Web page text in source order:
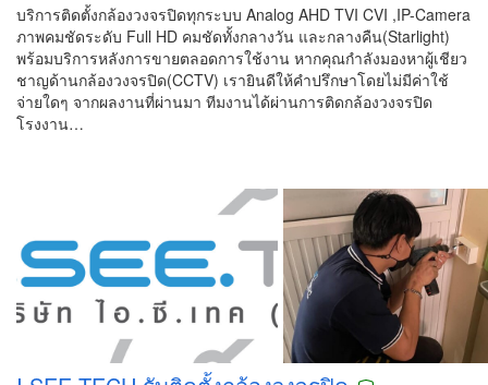
บริการติดตั้งกล้องวงจรปิดทุกระบบ Analog AHD TVI CVI ,IP-Camera
ภาพคมชัดระดับ Full HD คมชัดทั้งกลางวัน และกลางคืน(Starlight)
พร้อมบริการหลังการขายตลอดการใช้งาน หากคุณกำลังมองหาผู้เชียว
ชาญด้านกล้องวงจรปิด(CCTV) เรายินดีให้คำปรึกษาโดยไม่มีค่าใช้
จ่ายใดๆ จากผลงานที่ผ่านมา ทีมงานได้ผ่านการติดกล้องวงจรปิด
โรงงาน…